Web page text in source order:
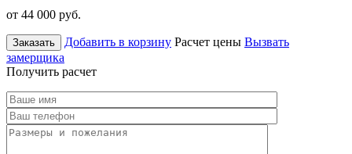
от 44 000 руб.
Заказать Добавить в корзину Расчет цены Вызвать
замерщика
Получить расчет